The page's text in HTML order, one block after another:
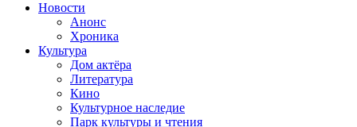
Новости
Анонс
Хроника
Культура
Дом актёра
Литература
Кино
Культурное наследие
Парк культуры и чтения